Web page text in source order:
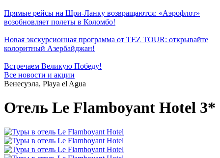
Прямые рейсы на Шри-Ланку возвращаются: «Аэрофлот»
возобновляет полеты в Коломбо!
Новая экскурсионная программа от TEZ TOUR: открывайте
колоритный Азербайджан!
Встречаем Великую Победу!
Все новости и акции
Венесуэла, Playa el Agua
Отель Le Flamboyant Hotel 3*